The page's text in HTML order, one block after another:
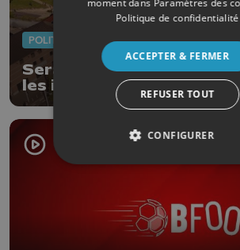
POLITIQUE
Seraing multiplie par 6 la
les immeubles à la
un succès ?
moment dans Paramètres des
Politique de confidentialité
ACCEPTER & FERMER
REFUSER TOUT
CONFIGURER